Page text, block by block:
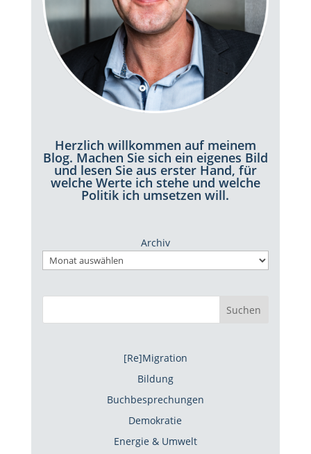
Herzlich willkommen auf meinem
Blog. Machen Sie sich ein eigenes Bild
und lesen Sie aus erster Hand, für
welche Werte ich stehe und welche
Politik ich umsetzen will.
Archiv
Suchen
[Re]Migration
Bildung
Buchbesprechungen
Demokratie
Energie & Umwelt